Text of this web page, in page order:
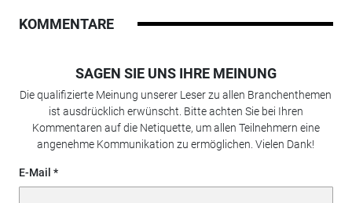
KOMMENTARE
SAGEN SIE UNS IHRE MEINUNG
Die qualifizierte Meinung unserer Leser zu allen Branchenthemen
ist ausdrücklich erwünscht. Bitte achten Sie bei Ihren
Kommentaren auf die Netiquette, um allen Teilnehmern eine
angenehme Kommunikation zu ermöglichen. Vielen Dank!
E-Mail